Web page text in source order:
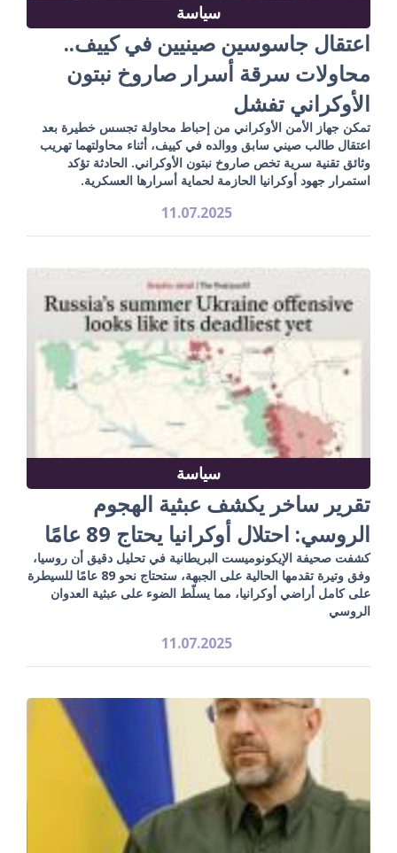
سياسة
اعتقال جاسوسين صينيين في كييف..
محاولات سرقة أسرار صاروخ نبتون
الأوكراني تفشل
تمكن جهاز الأمن الأوكراني من إحباط محاولة تجسس خطيرة بعد
اعتقال طالب صيني سابق ووالده في كييف، أثناء محاولتهما تهريب
وثائق تقنية سرية تخص صاروخ نبتون الأوكراني. الحادثة تؤكد
استمرار جهود أوكرانيا الحازمة لحماية أسرارها العسكرية.
11.07.2025
سياسة
تقرير ساخر يكشف عبثية الهجوم
الروسي: احتلال أوكرانيا يحتاج 89 عامًا
كشفت صحيفة الإيكونوميست البريطانية في تحليل دقيق أن روسيا،
وفق وتيرة تقدمها الحالية على الجبهة، ستحتاج نحو 89 عامًا للسيطرة
على كامل أراضي أوكرانيا، مما يسلّط الضوء على عبثية العدوان
الروسي
11.07.2025